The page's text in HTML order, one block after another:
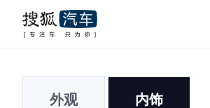
外观 内饰